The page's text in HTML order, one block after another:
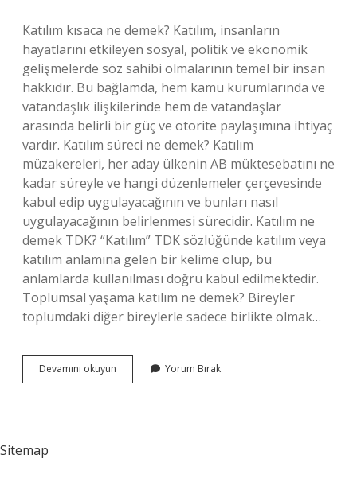
Katılım kısaca ne demek? Katılım, insanların
hayatlarını etkileyen sosyal, politik ve ekonomik
gelişmelerde söz sahibi olmalarının temel bir insan
hakkıdır. Bu bağlamda, hem kamu kurumlarında ve
vatandaşlık ilişkilerinde hem de vatandaşlar
arasında belirli bir güç ve otorite paylaşımına ihtiyaç
vardır. Katılım süreci ne demek? Katılım
müzakereleri, her aday ülkenin AB müktesebatını ne
kadar süreyle ve hangi düzenlemeler çerçevesinde
kabul edip uygulayacağının ve bunları nasıl
uygulayacağının belirlenmesi sürecidir. Katılım ne
demek TDK? “Katılım” TDK sözlüğünde katılım veya
katılım anlamına gelen bir kelime olup, bu
anlamlarda kullanılması doğru kabul edilmektedir.
Toplumsal yaşama katılım ne demek? Bireyler
toplumdaki diğer bireylerle sadece birlikte olmak…
Devamını okuyun
Durumu
Yorum Bırak
Sitemap